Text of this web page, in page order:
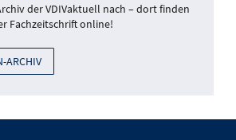
der VDIVaktuell nach – dort finden
Fachzeitschrift online!
ARCHIV